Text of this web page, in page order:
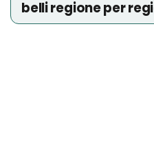
belli regione per